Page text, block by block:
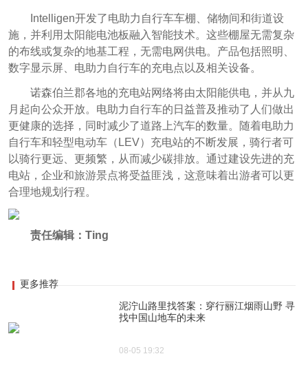
Intelligen开发了电助力自行车车棚、储物间和街道设
施，并利用太阳能电池板融入智能技术。这些棚屋无需复杂
的布线或复杂的地基工程，无需电网供电。 产品包括照明、
数字显示屏、电助力自行车的充电点以及相关设备。
诺森伯兰郡各地的充电站网络将由太阳能供电，并从九
月起向公众开放。 电助力自行车的日益普及推动了人们做出
更健康的选择，同时减少了道路上汽车的数量。
随着电助力
自行车和轻型电动车（LEV）充电站的不断发展，骑行者可
以骑行更远、更频繁，从而减少碳排放。通过建设先进的充
电站，企业和旅游景点将受益匪浅，这意味着出游者可以更
合理地规划行程。
责任编辑：Ting
更多推荐
泥泞山路里找答案：穿行丽江烟雨山野 寻
找中国山地车的未来
08-05 19:32